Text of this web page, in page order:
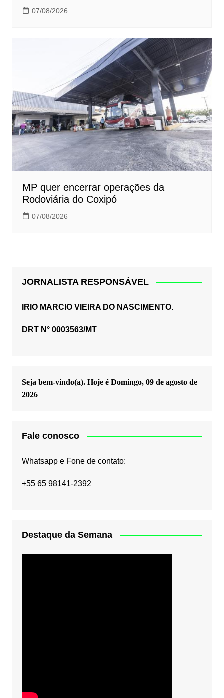
07/08/2026
MP quer encerrar operações da
Rodoviária do Coxipó
07/08/2026
JORNALISTA RESPONSÁVEL
IRIO MARCIO VIEIRA DO NASCIMENTO.
DRT N° 0003563/MT
Seja bem-vindo(a). Hoje é Domingo, 09 de agosto de
2026
Fale conosco
Whatsapp e Fone de contato:
+55 65 98141-2392
Destaque da Semana